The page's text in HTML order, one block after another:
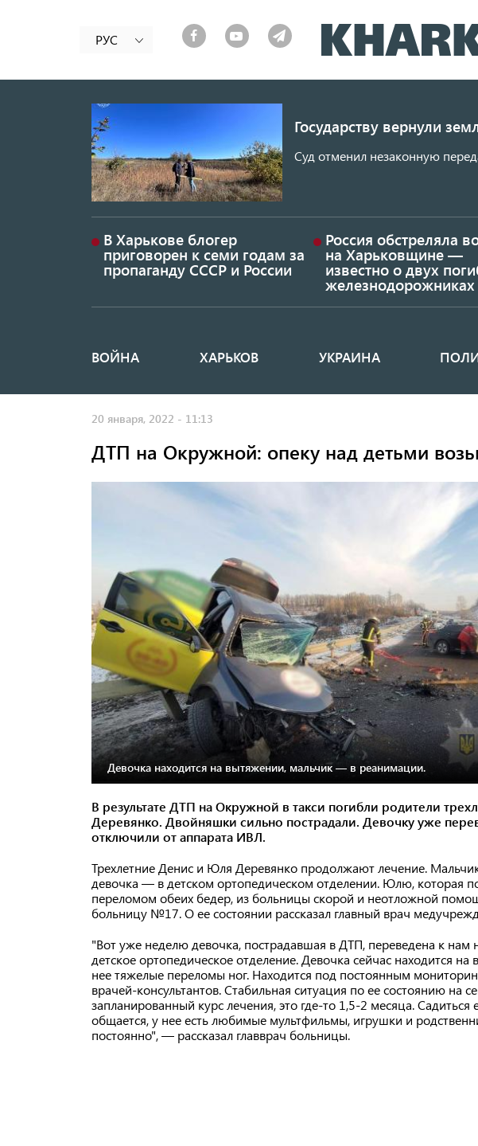
РУС
Государству вернули
Суд отменил незаконную
В Харькове блогер
приговорен к семи годам за
пропаганду СССР и России
Россия обстреляла
на Харьковщине —
известно о двух
железнодорожниках
Основная
ВОЙНА ХАРЬКОВ УКРАИНА
20 января, 2022 - 11:13
ДТП на Окружной: опеку над детьми
Девочка находится на вытяжении, мальчик — в реанимации.
В результате ДТП на Окружной в такси погибли родители
Деревянко. Двойняшки сильно пострадали. Девочку уже
отключили от аппарата ИВЛ.
Трехлетние Денис и Юля Деревянко продолжают лечение.
девочка — в детском ортопедическом отделении. Юлю, которая
переломом обеих бедер, из больницы скорой и неотложной
больницу №17. О ее состоянии рассказал главный врач
"Вот уже неделю девочка, пострадавшая в ДТП, переведена к нам
детское ортопедическое отделение. Девочка сейчас находится
нее тяжелые переломы ног. Находится под постоянным
врачей-консультантов. Стабильная ситуация по ее состоянию на
запланированный курс лечения, это где-то 1,5-2 месяца.
общается, у нее есть любимые мультфильмы, игрушки и
постоянно", — рассказал главврач больницы.